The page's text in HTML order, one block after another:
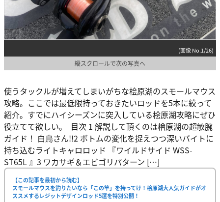
(画像 No.1/26)
縦スクロールで次の写真へ
使うタックルが増えてしまいがちな桧原湖のスモールマウス
攻略。ここでは最低限持っておきたいロッドを5本に絞って
紹介。すでにハイシーズンに突入している桧原湖攻略にぜひ
役立てて欲しい。 目次 1 解説して頂くのは檜原湖の超敏腕
ガイド！ 白鳥さん!!2 ボトムの変化を捉えつつ深いバイトに
持ち込むライトキャロロッド 『ワイルドサイド WSS-
ST65L 』3 ワカサギ＆エビゴリパターン […]
【この記事を最初から読む】
スモールマウスを釣りたいなら「この竿」を持ってけ！桧原湖大人気ガイドがオ
ススメするレジットデザインロッド5選を特別公開！